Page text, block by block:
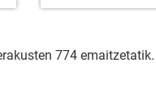
774 emaitzetatik.